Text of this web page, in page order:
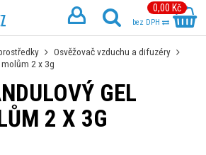
0,00 Kč
bez DPH
Osvěžovač vzduchu a difuzéry
2 x 3g
GEL
2 X 3G